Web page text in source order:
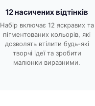
12 насичених відтінків
Набір включає 12 яскравих та
пігментованих кольорів, які
дозволять втілити будь-які
творчі ідеї та зробити
малюнки виразними.